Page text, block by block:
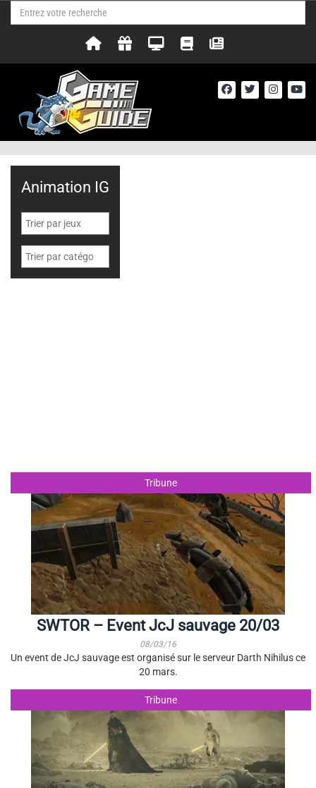
Tribune
SWTOR – Event JcJ sauvage 20/03
08/03/16
Un event de JcJ sauvage est organisé sur le serveur Darth Nihilus ce
20 mars.
Tribune
Animation IG